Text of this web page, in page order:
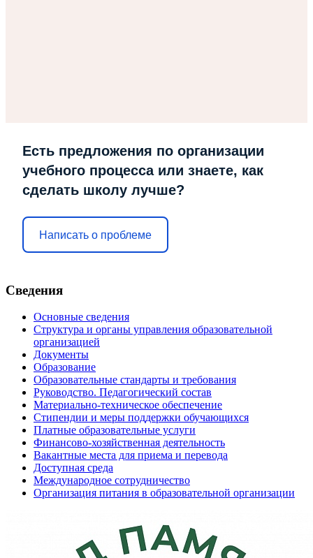
Есть предложения по организации
учебного процесса или знаете, как
сделать школу лучше?
Написать о проблеме
Сведения
Основные сведения
Структура и органы управления образовательной
организацией
Документы
Образование
Образовательные стандарты и требования
Руководство. Педагогический состав
Материально-техническое обеспечение
Стипендии и меры поддержки обучающихся
Платные образовательные услуги
Финансово-хозяйственная деятельность
Вакантные места для приема и перевода
Доступная среда
Международное сотрудничество
Организация питания в образовательной организации